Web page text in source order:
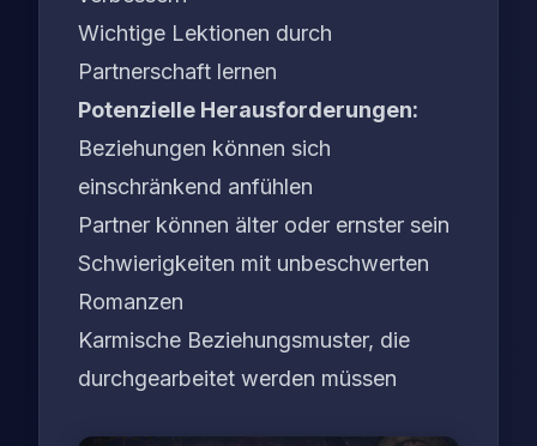
Wichtige Lektionen durch
Partnerschaft lernen
Potenzielle Herausforderungen:
Beziehungen können sich
einschränkend anfühlen
Partner können älter oder ernster sein
Schwierigkeiten mit unbeschwerten
Romanzen
Karmische Beziehungsmuster, die
durchgearbeitet werden müssen